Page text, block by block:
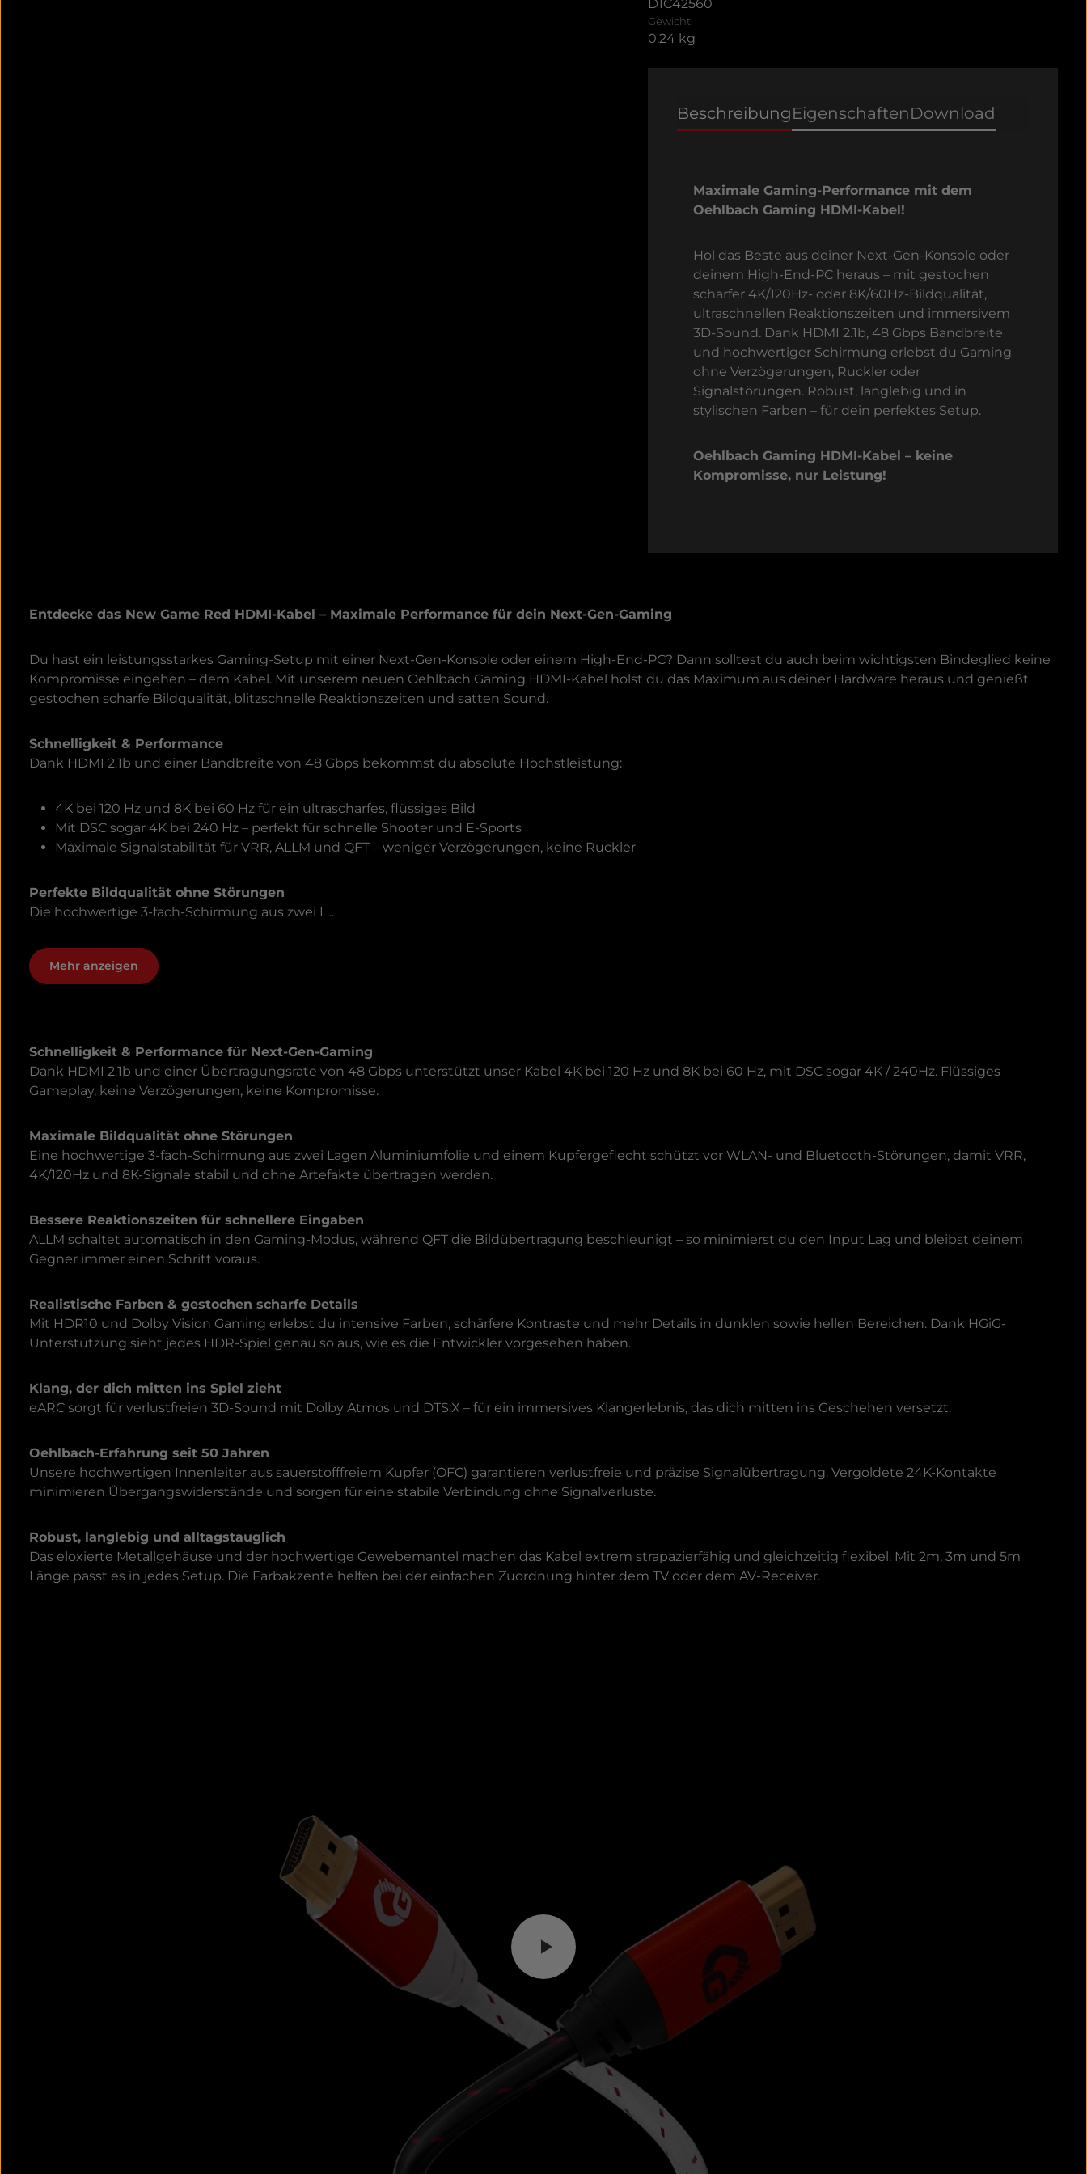
D1C42560
Gewicht:
0.24 kg
BeschreibungEigenschaftenDownload
Maximale Gaming-Performance mit dem
Oehlbach Gaming HDMI-Kabel!
Hol das Beste aus deiner Next-Gen-Konsole oder
deinem High-End-PC heraus – mit gestochen
scharfer 4K/120Hz- oder 8K/60Hz-Bildqualität,
ultraschnellen Reaktionszeiten und immersivem
3D-Sound. Dank HDMI 2.1b, 48 Gbps Bandbreite
und hochwertiger Schirmung erlebst du Gaming
ohne Verzögerungen, Ruckler oder
Signalstörungen. Robust, langlebig und in
stylischen Farben – für dein perfektes Setup.
Oehlbach Gaming HDMI-Kabel – keine
Kompromisse, nur Leistung!
Entdecke das New Game Red HDMI-Kabel – Maximale Performance für dein Next-Gen-Gaming
Du hast ein leistungsstarkes Gaming-Setup mit einer Next-Gen-Konsole oder einem High-End-PC? Dann solltest du auch beim wichtigsten Bindeglied keine
Kompromisse eingehen – dem Kabel. Mit unserem neuen Oehlbach Gaming HDMI-Kabel holst du das Maximum aus deiner Hardware heraus und genießt
gestochen scharfe Bildqualität, blitzschnelle Reaktionszeiten und satten Sound.
Schnelligkeit & Performance
Dank HDMI 2.1b und einer Bandbreite von 48 Gbps bekommst du absolute Höchstleistung:
4K bei 120 Hz und 8K bei 60 Hz für ein ultrascharfes, flüssiges Bild
Mit DSC sogar 4K bei 240 Hz – perfekt für schnelle Shooter und E-Sports
Maximale Signalstabilität für VRR, ALLM und QFT – weniger Verzögerungen, keine Ruckler
Perfekte Bildqualität ohne Störungen
Die hochwertige 3-fach-Schirmung aus zwei L...
Mehr anzeigen
Schnelligkeit & Performance für Next-Gen-Gaming
Dank HDMI 2.1b und einer Übertragungsrate von 48 Gbps unterstützt unser Kabel 4K bei 120 Hz und 8K bei 60 Hz, mit DSC sogar 4K / 240Hz. Flüssiges
Gameplay, keine Verzögerungen, keine Kompromisse.
Maximale Bildqualität ohne Störungen
Eine hochwertige 3-fach-Schirmung aus zwei Lagen Aluminiumfolie und einem Kupfergeflecht schützt vor WLAN- und Bluetooth-Störungen, damit VRR,
4K/120Hz und 8K-Signale stabil und ohne Artefakte übertragen werden.
Bessere Reaktionszeiten für schnellere Eingaben
ALLM schaltet automatisch in den Gaming-Modus, während QFT die Bildübertragung beschleunigt – so minimierst du den Input Lag und bleibst deinem
Gegner immer einen Schritt voraus.
Realistische Farben & gestochen scharfe Details
Mit HDR10 und Dolby Vision Gaming erlebst du intensive Farben, schärfere Kontraste und mehr Details in dunklen sowie hellen Bereichen. Dank HGiG-
Unterstützung sieht jedes HDR-Spiel genau so aus, wie es die Entwickler vorgesehen haben.
Klang, der dich mitten ins Spiel zieht
eARC sorgt für verlustfreien 3D-Sound mit Dolby Atmos und DTS:X – für ein immersives Klangerlebnis, das dich mitten ins Geschehen versetzt.
Oehlbach-Erfahrung seit 50 Jahren
Unsere hochwertigen Innenleiter aus sauerstofffreiem Kupfer (OFC) garantieren verlustfreie und präzise Signalübertragung. Vergoldete 24K-Kontakte
minimieren Übergangswiderstände und sorgen für eine stabile Verbindung ohne Signalverluste.
Robust, langlebig und alltagstauglich
Das eloxierte Metallgehäuse und der hochwertige Gewebemantel machen das Kabel extrem strapazierfähig und gleichzeitig flexibel. Mit 2m, 3m und 5m
Länge passt es in jedes Setup. Die Farbakzente helfen bei der einfachen Zuordnung hinter dem TV oder dem AV-Receiver.
Video abspielen